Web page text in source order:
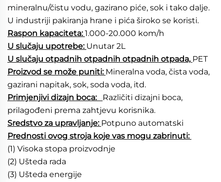
mineralnu/čistu vodu, gazirano piće, sok i tako dalje.
U industriji pakiranja hrane i pića široko se koristi.
Raspon kapaciteta: 1.000-20.000 kom/h
U slučaju upotrebe: Unutar 2L
U slučaju otpadnih otpadnih otpadnih otpada, PET
Proizvod se može puniti: Mineralna voda, čista voda,
gazirani napitak, sok, soda voda, itd.
Primjenjivi dizajn boca: Različiti dizajni boca,
prilagođeni prema zahtjevu korisnika.
Sredstvo za upravljanje: Potpuno automatski
Prednosti ovog stroja koje vas mogu zabrinuti:
(1) Visoka stopa proizvodnje
(2) Ušteda rada
(3) Ušteda energije